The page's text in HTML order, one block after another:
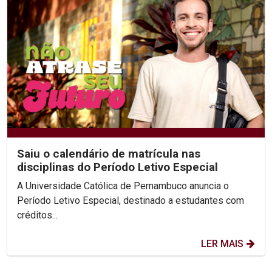
Saiu o calendário de matrícula nas
disciplinas do Período Letivo Especial
A Universidade Católica de Pernambuco anuncia o
Período Letivo Especial, destinado a estudantes com
créditos...
LER MAIS